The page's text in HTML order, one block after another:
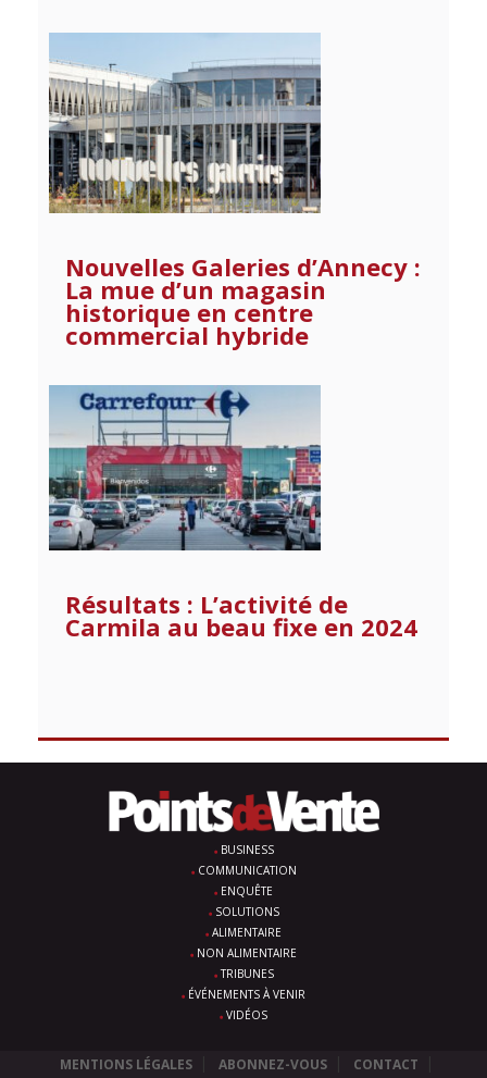
Nouvelles Galeries d’Annecy :
La mue d’un magasin
historique en centre
commercial hybride
Résultats : L’activité de
Carmila au beau fixe en 2024
BUSINESS
COMMUNICATION
ENQUÊTE
SOLUTIONS
ALIMENTAIRE
NON ALIMENTAIRE
TRIBUNES
ÉVÉNEMENTS À VENIR
VIDÉOS
MENTIONS LÉGALES ABONNEZ-VOUS
CONTACT